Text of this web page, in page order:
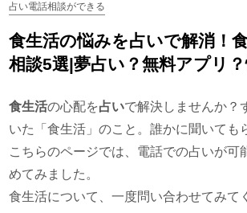
占い電話相談ができる
食生活の悩みを占いで解消！
相談5選|夢占い？無料アプリ？
食生活の心配を占いで解決しませんか？
いた「食生活」のこと。誰かに聞いても
こちらのページでは、電話での占いが可
めてみました。
食生活について、一度問い合わせてみて